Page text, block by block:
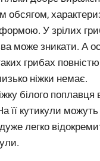
обсягом,
У зрілих
може зникати. А
грибах повністю
ніжки немає.
білого поплавця
її кутикули
легко